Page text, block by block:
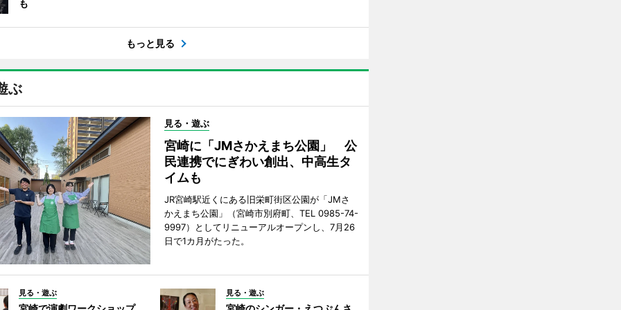
も
もっと見る
ぶ
見る・遊ぶ
宮崎に「JMさかえまち公園」 公
民連携でにぎわい創出、中高生タ
イムも
JR宮崎駅近くにある旧栄町街区公園が「JMさ
かえまち公園」（宮崎市別府町、TEL 0985-74-
9997）としてリニューアルオープンし、7月26
日で1カ月がたった。
見る・遊ぶ 見る・遊ぶ